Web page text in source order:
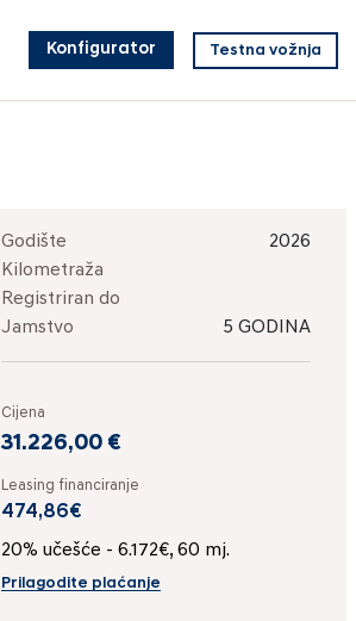
Konfigurator Testna vožnja
Godište
2026
Kilometraža
Registriran do
Jamstvo
5 GODINA
Cijena
31.226,00 €
Leasing financiranje
474,86€
20% učešće - 6.172€, 60 mj.
Prilagodite plaćanje